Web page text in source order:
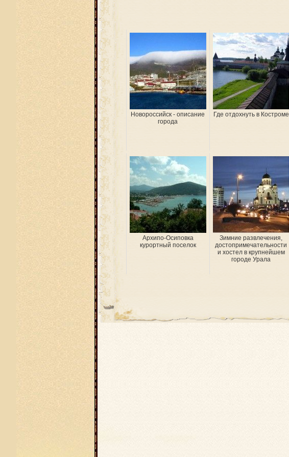
Новороссийск - описание
города
Где отдохнуть в Костроме
Архипо-Осиповка
курортный поселок
Зимние развлечения,
достопримечательности
и хостел в крупнейшем
городе Урала